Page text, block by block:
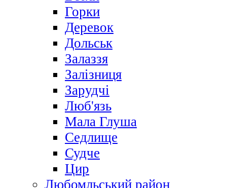
Горки
Деревок
Дольськ
Залаззя
Залізниця
Зарудчі
Люб'язь
Мала Глуша
Седлище
Судче
Цир
Любомльський район